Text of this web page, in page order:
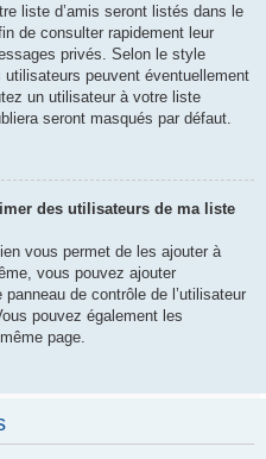
liste d’amis seront listés dans le
de consulter rapidement leur
privés. Selon le style
peuvent éventuellement
un utilisateur à votre liste
seront masqués par défaut.
des utilisateurs de ma liste
vous permet de les ajouter à
vous pouvez ajouter
de contrôle de l’utilisateur
pouvez également les
page.